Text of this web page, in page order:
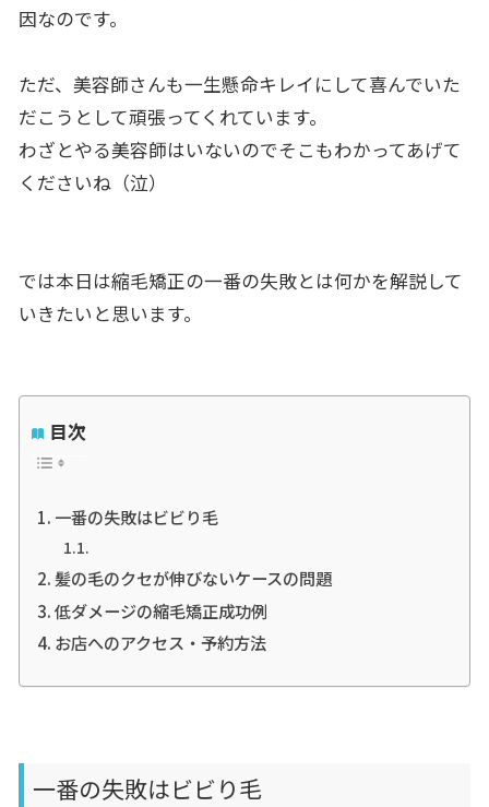
因なのです。
ただ、美容師さんも一生懸命キレイにして喜んでいた
だこうとして頑張ってくれています。
わざとやる美容師はいないのでそこもわかってあげて
くださいね（泣）
では本日は縮毛矯正の一番の失敗とは何かを解説して
いきたいと思います。
目次
一番の失敗はビビり毛
髪の毛のクセが伸びないケースの問題
低ダメージの縮毛矯正成功例
お店へのアクセス・予約方法
一番の失敗はビビり毛